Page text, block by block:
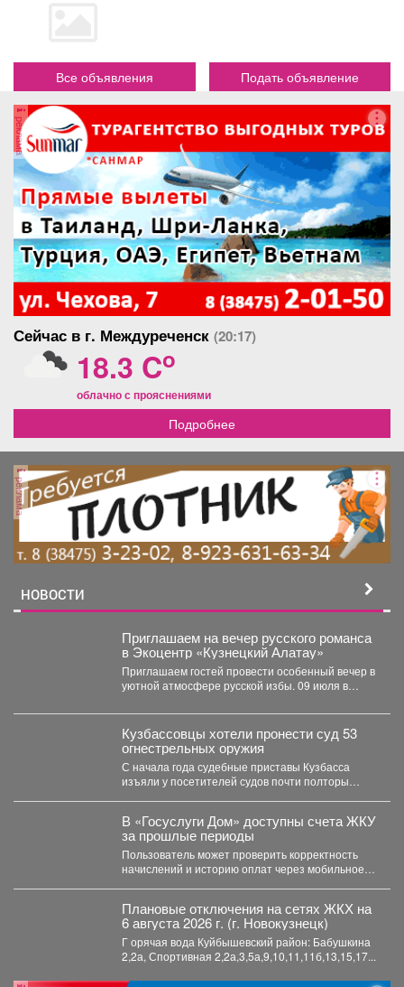
Все объявления Подать объявление
реклама
Сейчас в г. Междуреченск (20:17)
18.3 Co
облачно с прояснениями
Подробнее
реклама
НОВОСТИ
Приглашаем на вечер русского романса
в Экоцентр «Кузнецкий Алатау»
Приглашаем гостей провести особенный вечер в
уютной атмосфере русской избы. 09 июля в
Кузбассовцы хотели пронести суд 53
огнестрельных оружия
С начала года судебные приставы Кузбасса
изъяли у посетителей судов почти полторы
В «Госуслуги Дом» доступны счета ЖКУ
за прошлые периоды
Пользователь может проверить корректность
начислений и историю оплат через мобильное
Плановые отключения на сетях ЖКХ на
6 августа 2026 г. (г. Новокузнецк)
Г орячая вода Куйбышевский район: Бабушкина
2,2а, Спортивная 2,2а,3,5а,9,10,11,11б,13,15,17...